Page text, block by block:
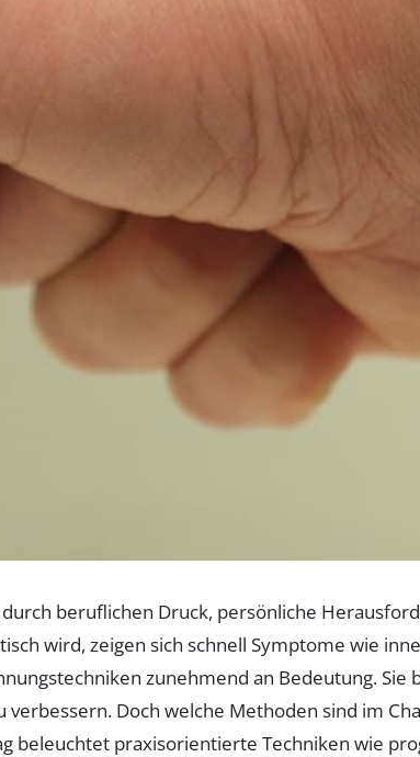
beruflichen Druck, persönliche
wird, zeigen sich schnell Symptome wie
zunehmend an Bedeutung.
Doch welche Methoden sind im
beleuchtet praxisorientierte Techniken wie